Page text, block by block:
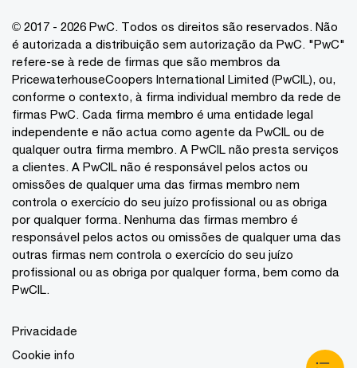
© 2017 - 2026 PwC. Todos os direitos são reservados. Não
é autorizada a distribuição sem autorização da PwC. "PwC"
refere-se à rede de firmas que são membros da
PricewaterhouseCoopers International Limited (PwCIL), ou,
conforme o contexto, à firma individual membro da rede de
firmas PwC. Cada firma membro é uma entidade legal
independente e não actua como agente da PwCIL ou de
qualquer outra firma membro. A PwCIL não presta serviços
a clientes. A PwCIL não é responsável pelos actos ou
omissões de qualquer uma das firmas membro nem
controla o exercício do seu juízo profissional ou as obriga
por qualquer forma. Nenhuma das firmas membro é
responsável pelos actos ou omissões de qualquer uma das
outras firmas nem controla o exercício do seu juízo
profissional ou as obriga por qualquer forma, bem como da
PwCIL.
Privacidade
Cookie info